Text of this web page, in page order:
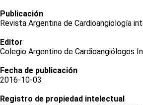
Publicación
Revista Argentina de Cardioangiología
Editor
Colegio Argentino de Cardioangiólogos
Fecha de publicación
2016-10-03
Registro de propiedad intelectual